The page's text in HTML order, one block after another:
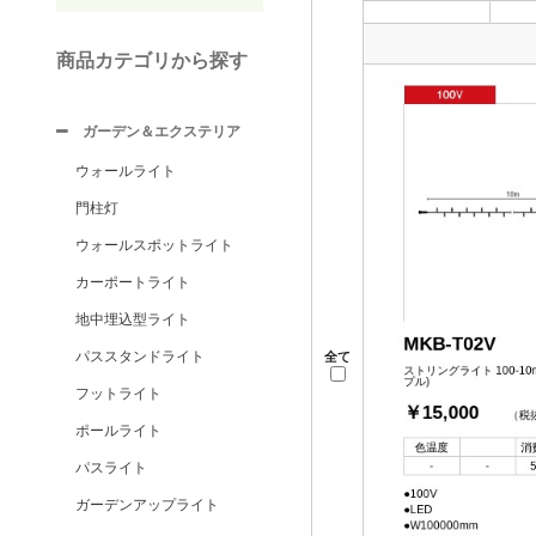
商品カテゴリから探す
ガーデン＆エクステリア
ウォールライト
門柱灯
ウォールスポットライト
カーポートライト
地中埋込型ライト
パススタンドライト
フットライト
ポールライト
パスライト
ガーデンアップライト
全て